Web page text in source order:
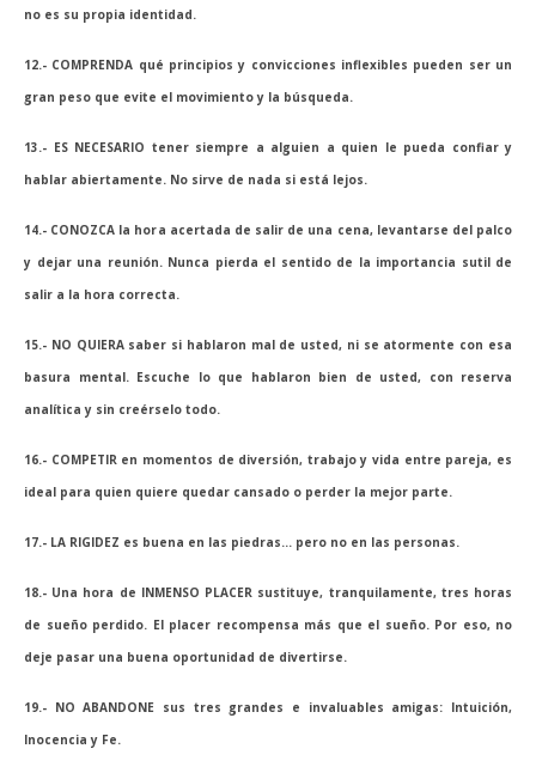
no es su propia identidad.
12.- COMPRENDA qué principios y convicciones inflexibles pueden ser un
gran peso que evite el movimiento y la búsqueda.
13.- ES NECESARIO tener siempre a alguien a quien le pueda confiar y
hablar abiertamente. No sirve de nada si está lejos.
14.- CONOZCA la hora acertada de salir de una cena, levantarse del palco
y dejar una reunión. Nunca pierda el sentido de la importancia sutil de
salir a la hora correcta.
15.- NO QUIERA saber si hablaron mal de usted, ni se atormente con esa
basura mental. Escuche lo que hablaron bien de usted, con reserva
analítica y sin creérselo todo.
16.- COMPETIR en momentos de diversión, trabajo y vida entre pareja, es
ideal para quien quiere quedar cansado o perder la mejor parte.
17.- LA RIGIDEZ es buena en las piedras… pero no en las personas.
18.- Una hora de INMENSO PLACER sustituye, tranquilamente, tres horas
de sueño perdido. El placer recompensa más que el sueño. Por eso, no
deje pasar una buena oportunidad de divertirse.
19.- NO ABANDONE sus tres grandes e invaluables amigas: Intuición,
Inocencia y Fe.